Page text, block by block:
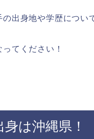
出身地や学歴につい
てください！
は沖縄県！